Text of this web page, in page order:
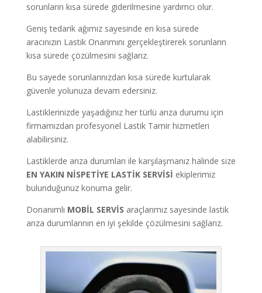
sorunların kısa sürede giderilmesine yardımcı olur.
Geniş tedarik ağımız sayesinde en kısa sürede
aracınızın Lastik Onarımını gerçekleştirerek sorunların
kısa sürede çözülmesini sağlarız.
Bu sayede sorunlarınızdan kısa sürede kurtularak
güvenle yolunuza devam edersiniz.
Lastiklerinizde yaşadığınız her türlü arıza durumu için
firmamızdan profesyonel Lastik Tamir hizmetleri
alabilirsiniz.
Lastiklerde arıza durumları ile karşılaşmanız halinde size
EN YAKIN NİSPETİYE LASTİK SERVİSİ ekiplerimiz
bulunduğunuz konuma gelir.
Donanımlı MOBİL SERVİS araçlarımız sayesinde lastik
arıza durumlarının en iyi şekilde çözülmesini sağlarız.